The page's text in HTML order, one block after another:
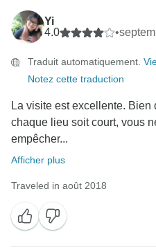
Yi
4.0
•
Traduit automatiquement.
Notez cette traduction
La visite est excellente.
chaque lieu soit court, vous
empêcher...
Afficher plus
Traveled in août 2018